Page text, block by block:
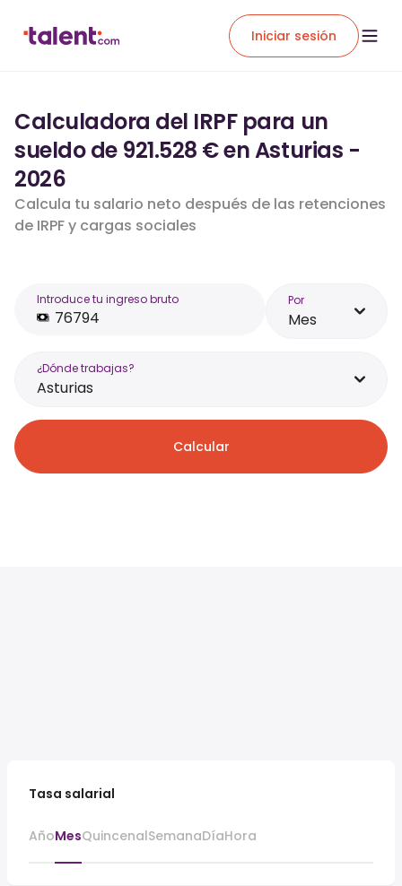
Iniciar sesión
Calculadora del IRPF para un
sueldo de 921.528 € en Asturias -
2026
Calcula tu salario neto después de las retenciones
de IRPF y cargas sociales
Introduce tu ingreso bruto Por
Mes
¿Dónde trabajas?
Asturias
Calcular
Tasa salarial
AñoMesQuincenalSemanaDíaHora